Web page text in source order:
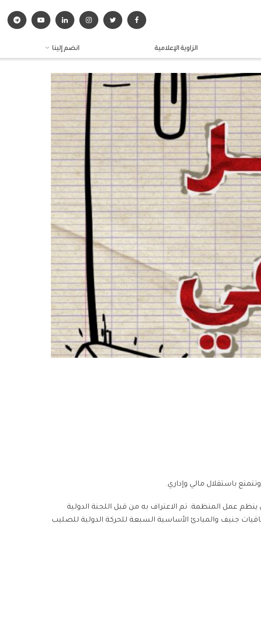
الزاوية الإعلامية انضم إلينا
باستقلال مالي وإداري.
الأحمر العربي السوري في عام 1942 بموجب المرسوم رقم 540/1942 والمرسوم رقم 117/1966 الذي ينظم عمل المنظمة. تم الاعتراف به من قبل اللجنة الدولية
الهلال الأحمر العربي السوري باتفاقيات جنيف والمبادئ الأساسية السبعة للحركة الدولية للصليب